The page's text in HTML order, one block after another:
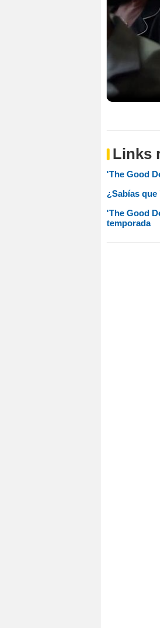
Links
'The Good
¿Sabías
'The Good
temporada